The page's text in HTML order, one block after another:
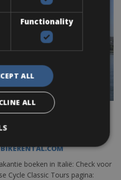
rond Lago Trasimeno in
bestemmingen in Europa.
boeken in Italië: Check voor
Cycle Classic Tours pagina:
Functionality
ALL
ALL